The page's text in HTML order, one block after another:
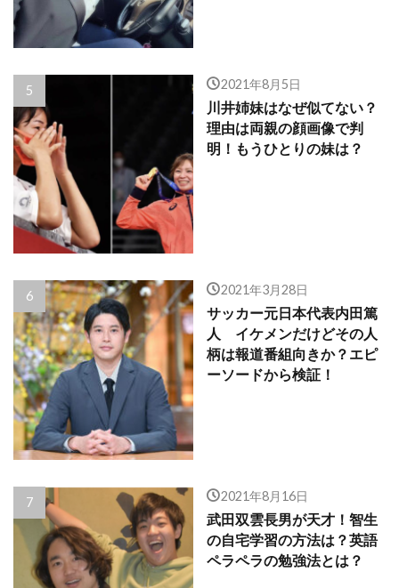
2021年8月5日
川井姉妹はなぜ似てない？
理由は両親の顔画像で判
明！もうひとりの妹は？
2021年3月28日
サッカー元日本代表内田篤
人 イケメンだけどその人
柄は報道番組向きか？エピ
ーソードから検証！
2021年8月16日
武田双雲長男が天才！智生
の自宅学習の方法は？英語
ペラペラの勉強法とは？